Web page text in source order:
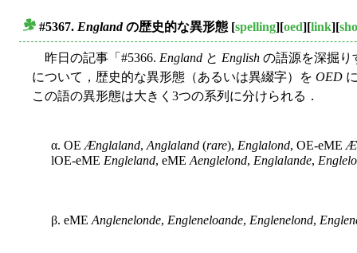
#5367. Englandの歴史的な異形態 [spelling][oed][link][
昨日の記事「#5366. England と English の語源を深掘り
について，歴史的な異形態（あるいは異綴字）を OED
この語の異形態は大きく3つの系列に分けられる．
α. OE Ænglaland, Anglaland (rare), Englalond, OE-eME
lOE-eME Engleland, eME Aenglelond, Englalande,
β. eME Anglenelonde, Engleneloande, Englenelond,